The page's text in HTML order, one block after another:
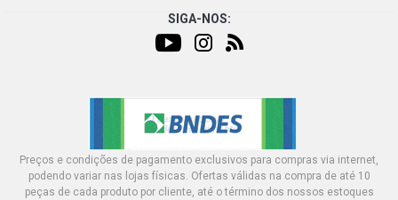
SIGA-NOS:
Preços e condições de pagamento exclusivos para compras via internet,
podendo variar nas lojas físicas. Ofertas válidas na compra de até 10
peças de cada produto por cliente, até o término dos nossos estoques